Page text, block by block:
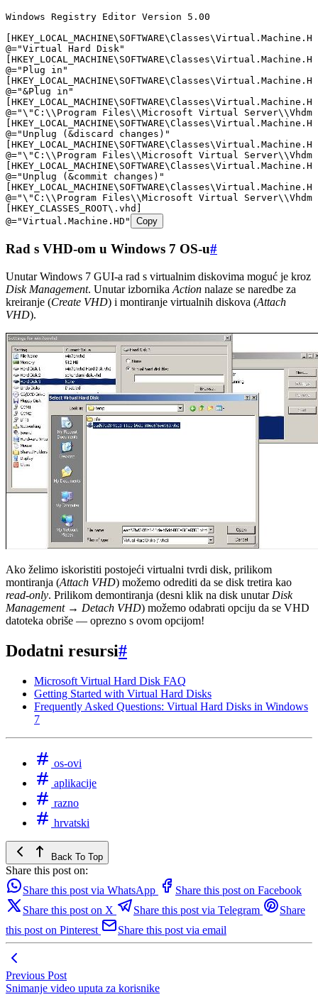
Windows Registry Editor Version 5.00
@="Virtual Hard Disk"
@="Plug in"
@="&Plug in"
@="\"C:\\Program Files\\Microsoft Virtual
@="Unplug (&discard changes)"
@="\"C:\\Program Files\\Microsoft Virtual
@="Unplug (&commit changes)"
@="\"C:\\Program Files\\Microsoft Virtual
[HKEY_CLASSES_ROOT\.vhd]
@="Virtual.Machine.HD"
Copy
Rad s VHD-om u Windows 7 OS-u#
Unutar Windows 7 GUI-a rad s virtualnim diskovima moguć je kroz
Disk Management. Unutar izbornika Action nalaze se naredbe za
kreiranje (Create VHD) i montiranje virtualnih diskova (Attach
VHD).
Ako želimo iskoristiti postojeći virtualni tvrdi disk, prilikom
montiranja (Attach VHD) možemo odrediti da se disk tretira kao
read-only. Prilikom demontiranja (desni klik na disk unutar Disk
Management→ Detach VHD) možemo odabrati opciju da se VHD
datoteka obriše — oprezno s ovom opcijom!
Dodatni resursi#
Microsoft Virtual Hard Disk FAQ
Getting Started with Virtual Hard Disks
Frequently Asked Questions: Virtual Hard Disks in Windows
7
os-ovi
aplikacije
razno
hrvatski
Back To Top
Share this post on:
Share this post via WhatsApp
Share this post on Facebook
Share this post on X
Share this post via Telegram
Share
this post on Pinterest
Share this post via email
Previous Post
Snimanje video uputa za korisnike